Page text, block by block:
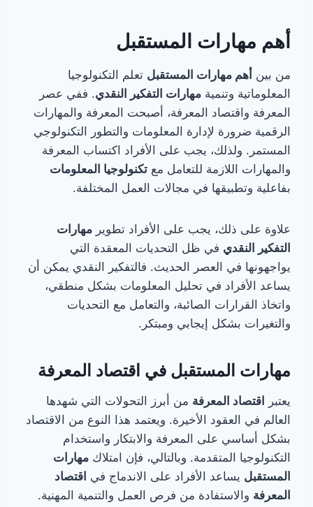
أهم مهارات المستقبل
من بين أهم مهارات المستقبل تعلم التكنولوجيا
المعلوماتية وتنمية مهارات التفكير النقدي. ففي عصر
المعرفة واقتصاد المعرفة، أصبحت المعرفة والمهارات
الرقمية ضرورة لإدارة المعلومات والتطور التكنولوجي
المستمر. ولذلك، يجب على الأفراد اكتساب المعرفة
والمهارات اللازمة للتعامل مع تكنولوجيا المعلومات
بفاعلية وتطبيقها في مجالات العمل المختلفة.
علاوة على ذلك، يجب على الأفراد تطوير مهارات
التفكير النقدي في ظل التحديات المعقدة التي
يواجهونها في العصر الحديث. فالتفكير النقدي يمكن أن
يساعد الأفراد في تحليل المعلومات بشكل منطقي،
واتخاذ القرارات الصائبة، والتعامل مع التحديات
والتغيرات بشكل إيجابي ومبتكر.
مهارات المستقبل في اقتصاد المعرفة
يعتبر اقتصاد المعرفة من أبرز التحولات التي شهدها
العالم في العقود الأخيرة. ويعتمد هذا النوع من الاقتصاد
بشكل أساسي على المعرفة والابتكار واستخدام
التكنولوجيا المتقدمة. وبالتالي، فإن امتلاك مهارات
المستقبل يساعد الأفراد على الاندماج في اقتصاد
المعرفة والاستفادة من فرص العمل والتنمية المهنية.